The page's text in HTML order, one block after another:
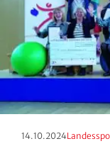
Erscheinungstag:
14.10.2024
Kategorie: